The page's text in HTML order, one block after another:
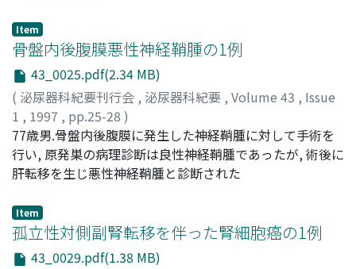
能であり, 長期留置に起因する弊害を認めなかった. 2)比較
可能であった4例において, 細菌の付着はシリコンカテーテ
ルの全例に認められたが, 塗銀抗菌性カテーテルでは認め
なかった. 3)結晶の形成は両者は同程度であったが, 全ての
カテーテルの通過性は良好であった
Item
骨盤内後腹膜悪性神経鞘腫の1例
43_0025.pdf(2.34 MB)
( 泌尿器科紀要刊行会 , 泌尿器科紀要 , Volume 43 , Issue
1 , 1997 , pp.25-28 )
斎藤, 竜一;石塚, 榮一;岩崎, 皓;小林, 一樹;Saito, Ryuichi
Ishizuka, Eiichi;Iwasaki, Akira;Kobayashi, Kazuki
77歳男.骨盤内後腹膜に発生した神経鞘腫に対して手術を
行い, 原発巣の病理診断は良性神経鞘腫であったが, 術後に
肝転移を生じ悪性神経鞘腫と診断された
Item
孤立性対側副腎転移を伴った腎細胞癌の1例
43_0029.pdf(1.38 MB)